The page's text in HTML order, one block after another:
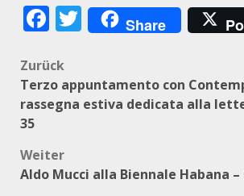
Facebook
Twitter
Share
Beitragsnavigation
Zurück
Terzo appuntamento con
rassegna estiva dedicata alla
35
Weiter
Aldo Mucci alla Biennale Habana –